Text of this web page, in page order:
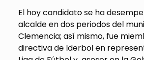
El hoy candidato se ha
alcalde en dos periodos del
Clemencia; así mismo, fue
directiva de Iderbol en